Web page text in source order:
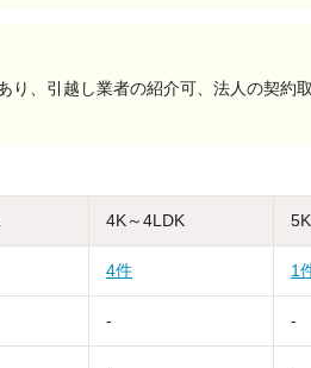
、引越し業者の紹介可、法人の契約
4K～4LDK
4件 1
- -